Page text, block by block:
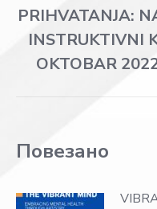
PRIHVATANJA:
INSTRUKTIVNI
OKTOBAR
Повезано